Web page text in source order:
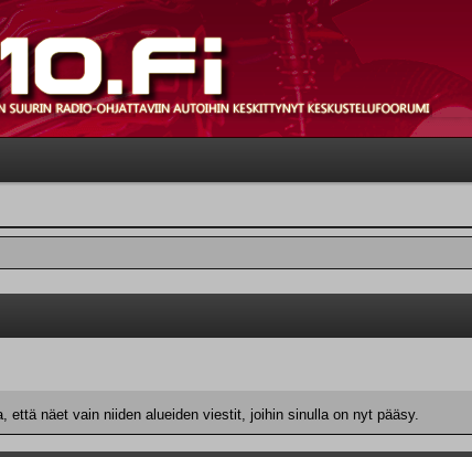
näet vain niiden alueiden viestit, joihin sinulla on nyt pääsy.